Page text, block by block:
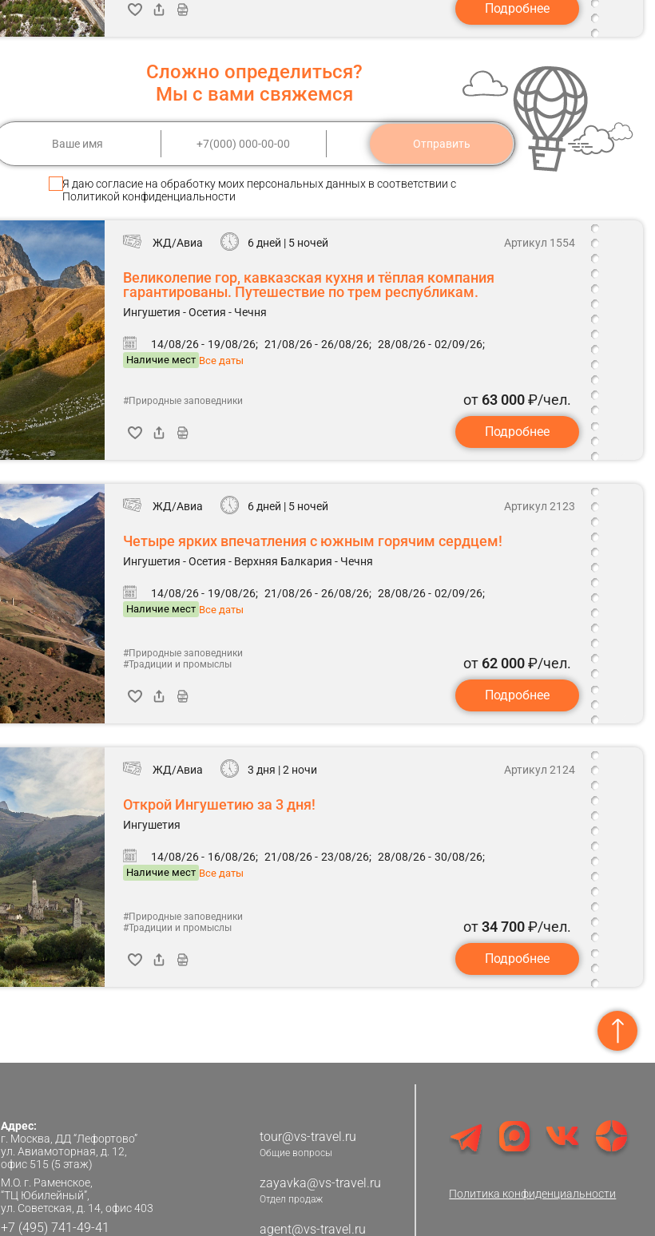
Подробнее
Сложно определиться?
Мы с вами свяжемся
Отправить
Я даюсогласие на обработку моих персональных данных в соответствии с
Политикой конфиденциальности
ЖД/Авиа 6 дней | 5 ночей
Великолепие гор, кавказская кухня и тёплая компания
гарантированы. Путешествие по трем республикам.
Ингушетия - Осетия - Чечня
14/08/26 - 19/08/26; 21/08/26 - 26/08/26; 28/08/26 - 02/09/26;
Наличие мест Все даты
Артикул 1554
#Природные заповедники от 63 000₽/чел.
Подробнее
ЖД/Авиа 6 дней | 5 ночей
Четыре ярких впечатления с южным горячим сердцем!
Ингушетия - Осетия - Верхняя Балкария - Чечня
14/08/26 - 19/08/26; 21/08/26 - 26/08/26; 28/08/26 - 02/09/26;
Наличие мест Все даты
Артикул 2123
#Природные заповедники
#Традиции и промыслы
от 62 000₽/чел.
Подробнее
ЖД/Авиа 3 дня | 2 ночи
Открой Ингушетию за 3 дня!
Ингушетия
14/08/26 - 16/08/26; 21/08/26 - 23/08/26; 28/08/26 - 30/08/26;
Наличие мест Все даты
Артикул 2124
#Природные заповедники
#Традиции и промыслы
от34 700₽/чел.
Подробнее
Адрес:
г. Москва, ДД “Лефортово”
ул. Авиамоторная, д. 12,
офис 515 (5 этаж)
М.О. г. Раменское,
“ТЦ Юбилейный”,
ул. Советская, д. 14, офис 403
+7 (495) 741-49-41
tour@vs-travel.ru
Общие вопросы
zayavka@vs-travel.ru
Отдел продаж
agent@vs-travel.ru
Политика конфиденциальности